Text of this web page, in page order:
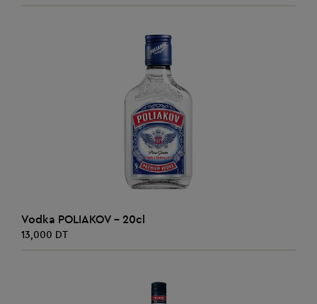
AJOUTER AU PANIER
Vodka POLIAKOV - 20cl
13,000 DT